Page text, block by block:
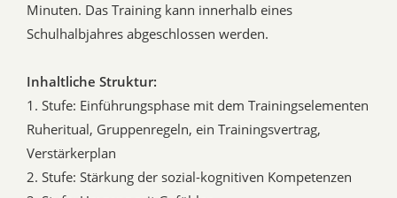
Minuten. Das Training kann innerhalb eines
Schulhalbjahres abgeschlossen werden.
Inhaltliche Struktur:
1. Stufe: Einführungsphase mit dem Trainingselementen
Ruheritual, Gruppenregeln, ein Trainingsvertrag,
Verstärkerplan
2. Stufe: Stärkung der sozial-kognitiven Kompetenzen